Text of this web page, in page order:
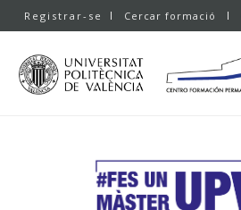
Registrar-se Cercar formació